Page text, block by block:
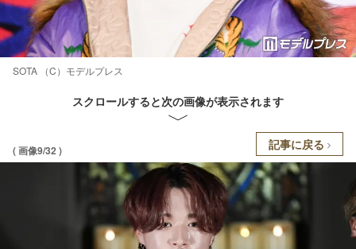
SOTA （C）モデルプレス
スクロールすると次の画像が表示されます
( 画像9/32 ) 記事に戻る